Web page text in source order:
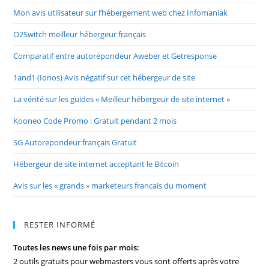
Mon avis utilisateur sur l’hébergement web chez Infomaniak
O2Switch meilleur hébergeur français
Comparatif entre autorépondeur Aweber et Getresponse
1and1 (Ionos) Avis négatif sur cet hébergeur de site
La vérité sur les guides « Meilleur hébergeur de site internet »
Kooneo Code Promo : Gratuit pendant 2 mois
SG Autorepondeur français Gratuit
Hébergeur de site internet acceptant le Bitcoin
Avis sur les « grands » marketeurs francais du moment
RESTER INFORMÉ
Toutes les news une fois par mois:
2 outils gratuits pour webmasters vous sont offerts après votre